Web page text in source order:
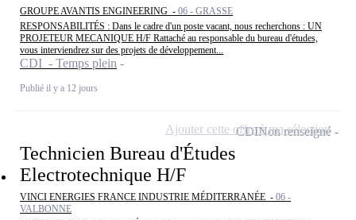
GROUPE AVANTIS ENGINEERING - 06 - GRASSE
RESPONSABILITÉS : Dans le cadre d'un poste vacant, nous recherchons : UN
PROJETEUR MECANIQUE H/F Rattaché au responsable du bureau d'études,
vous interviendrez sur des projets de développement...
CDI - Temps plein
Publié il y a 12 jours
Technicien Bureau d'Études
Electrotechnique H/F
VINCI ENERGIES FRANCE INDUSTRIE MÉDITERRANÉE - 06 -
VALBONNE
CDINon renseigné
Ajouter cette offre à ma sélection